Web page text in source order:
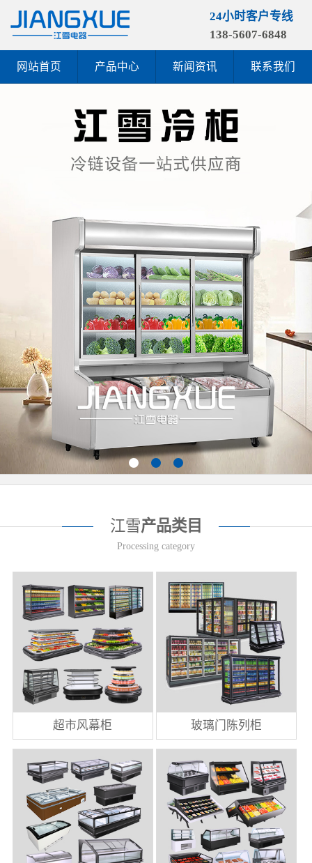
24小时客户专线
138-5607-6848
网站首页 产品中心 新闻资讯 联系我们
江雪产品类目
Processing category
超市风幕柜 玻璃门陈列柜